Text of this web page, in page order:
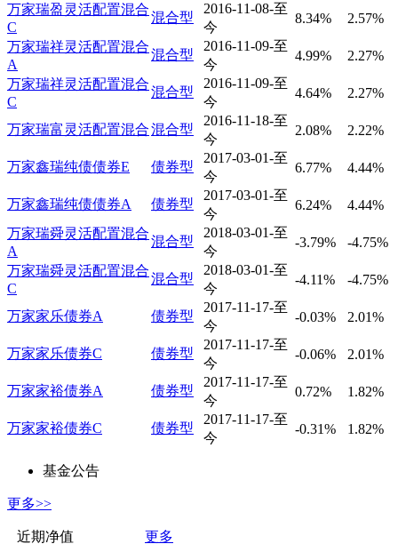
万家瑞盈灵活配置混合
C
混合型
2016-11-08-至
今
8.34%
2.57%
万家瑞祥灵活配置混合
A
混合型
2016-11-09-至
今
4.99%
2.27%
万家瑞祥灵活配置混合
C
混合型
2016-11-09-至
今
4.64% 2.27%
万家瑞富灵活配置混合混合型
2016-11-18-至
今
2.08% 2.22%
万家鑫瑞纯债债券E 债券型
2017-03-01-至
今
6.77% 4.44%
万家鑫瑞纯债债券A 债券型
2017-03-01-至
今
6.24%
4.44%
万家瑞舜灵活配置混合
A
混合型
2018-03-01-至
今
-3.79%
-4.75%
万家瑞舜灵活配置混合
C
混合型
2018-03-01-至
今
-4.11% -4.75%
万家家乐债券A 债券型
2017-11-17-至
今
-0.03% 2.01%
万家家乐债券C 债券型
2017-11-17-至
今
-0.06% 2.01%
万家家裕债券A 债券型
2017-11-17-至
今
0.72% 1.82%
万家家裕债券C 债券型
2017-11-17-至
今
-0.31% 1.82%
基金公告
更多>>
近期净值 更多